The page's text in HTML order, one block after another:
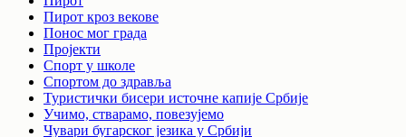
Пирот кроз векове
Понос мог града
Пројекти
Спорт у школе
Спортом до здравља
Туристички бисери источне капије Србије
Учимо, стварамо, повезујемо
Чувари бугарског језика у Србији